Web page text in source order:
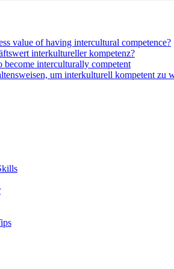
value of having intercultural competence?
interkultureller kompetenz?
become interculturally competent
um interkulturell kompetent zu